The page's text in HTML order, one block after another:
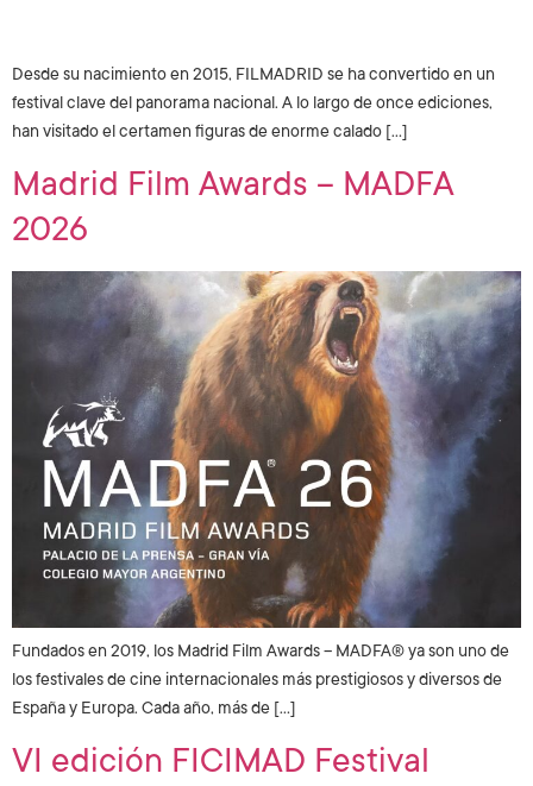
Desde su nacimiento en 2015, FILMADRID se ha convertido en un
festival clave del panorama nacional. A lo largo de once ediciones,
han visitado el certamen figuras de enorme calado […]
Madrid Film Awards – MADFA
2026
Fundados en 2019, los Madrid Film Awards – MADFA® ya son uno de
los festivales de cine internacionales más prestigiosos y diversos de
España y Europa. Cada año, más de […]
VI edición FICIMAD Festival